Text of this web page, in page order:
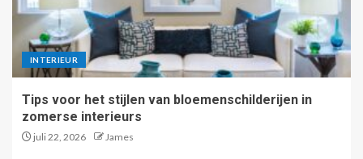
INTERIEUR
Tips voor het stijlen van bloemenschilderijen in
zomerse interieurs
juli 22, 2026 James